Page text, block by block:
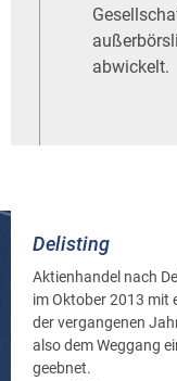
abwickelt.
Delisting
Aktienhandel nach
im Oktober 2013 mit
der vergangenen
also dem Weggang
geebnet.